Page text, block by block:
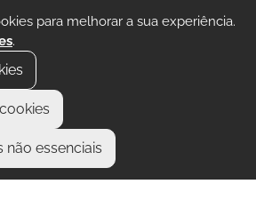
para melhorar a sua experiência.
.
não essenciais